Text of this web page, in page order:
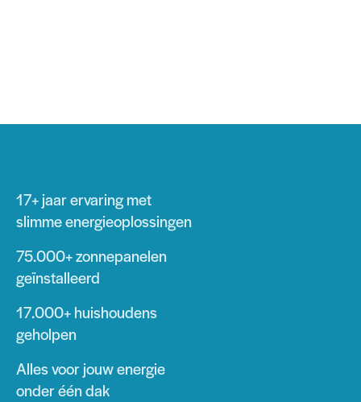
17+ jaarervaring met
slimme energieoplossingen
75.000+zonnepanelen
geïnstalleerd
17.000+huishoudens
geholpen
Alles voor jouw energie
onder één dak